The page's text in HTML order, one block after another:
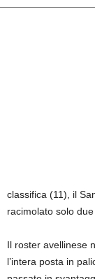
classifica (11), il
racimolato solo
Il roster avellinese
l’intera posta in